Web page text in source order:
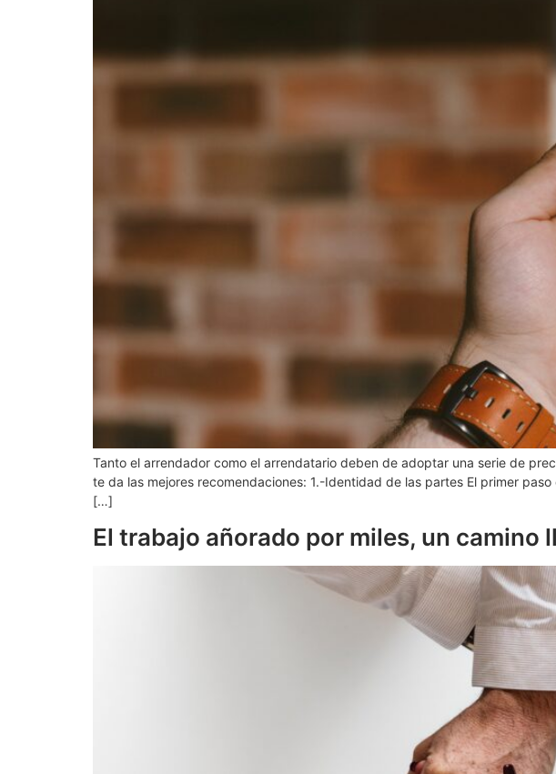
Tanto el arrendador como el arrendatario deben de adoptar una serie de
te da las mejores recomendaciones: 1.-Identidad de las partes El primer
[…]
El trabajo añorado por miles, un camino